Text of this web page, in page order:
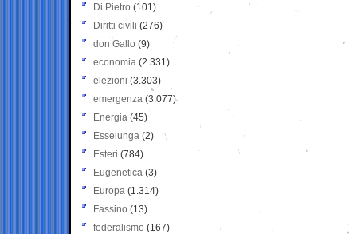
Di Pietro (101)
Diritti civili (276)
don Gallo (9)
economia (2.331)
elezioni (3.303)
emergenza (3.077)
Energia (45)
Esselunga (2)
Esteri (784)
Eugenetica (3)
Europa (1.314)
Fassino (13)
federalismo (167)